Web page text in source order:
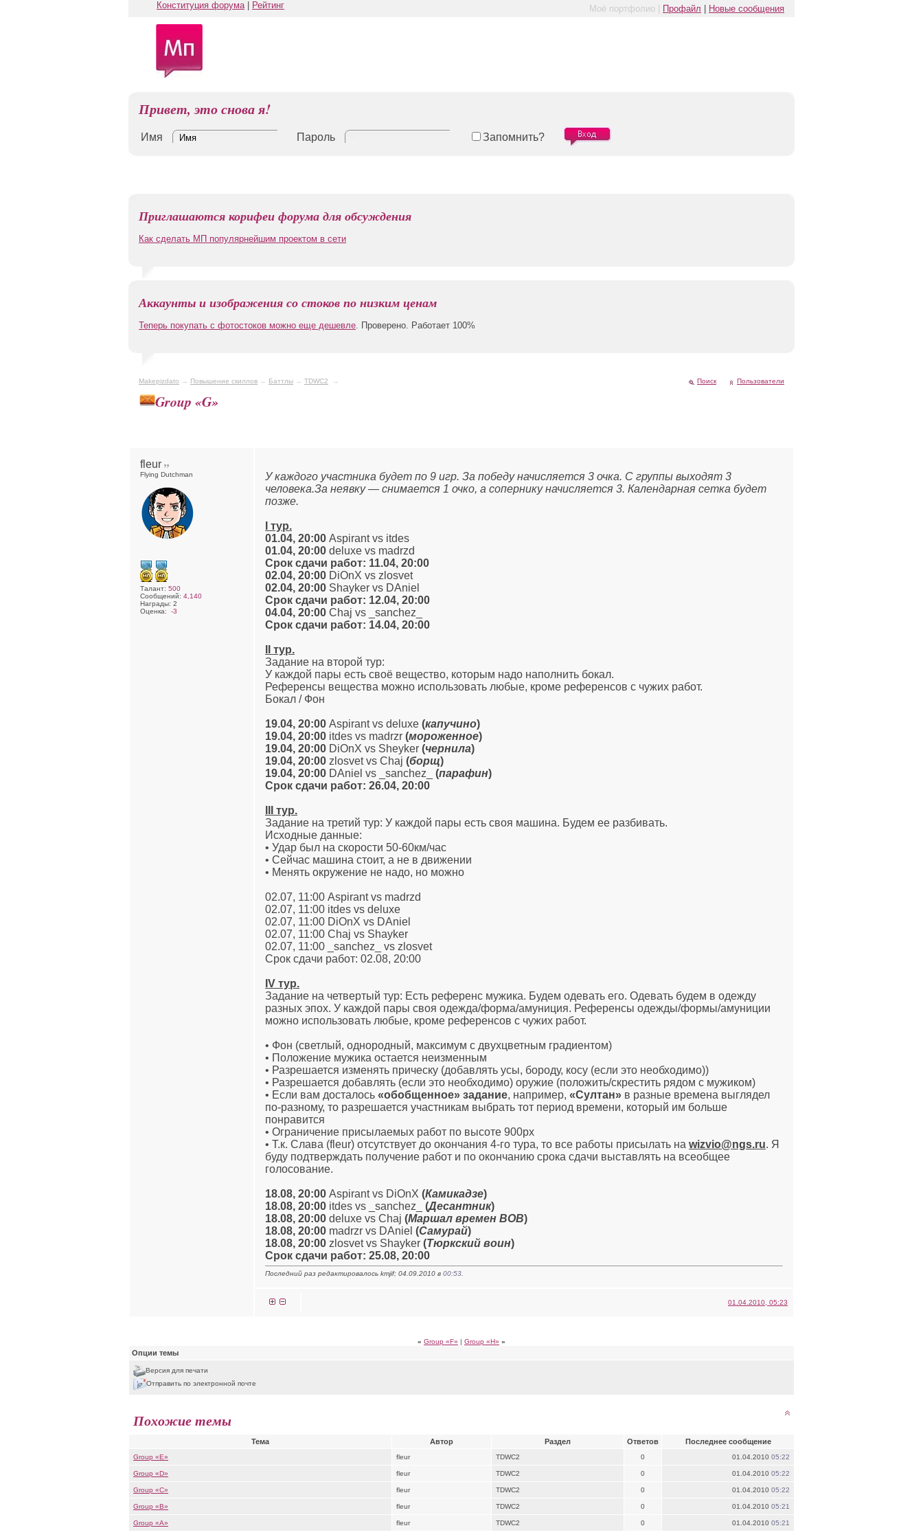
Конституция форума| Рейтинг Моё портфолио | Профайл Новые сообщения
Привет, это снова я!
Имя Пароль Запомнить?
Приглашаются корифеи форума для обсуждения
Как сделать МП популярнейшим проектом в сети
Аккаунты и изображения со стоков по низким ценам
Теперь покупать с фотостоков можно еще дешевле. Проверено. Работает 100%
Makepizdato → Повышение скиллов → Баттлы → TDWC2 →
Group «G»
Поиск Пользователи
fleur
Flying Dutchman
Талант: 500
Сообщений: 4,140
Награды: 2
Оценка: -3
У каждого участника будет по 9 игр. За победу начисляется 3 очка. С группы выходят 3
человека.За неявку — снимается 1 очко, а сопернику начисляется 3. Календарная сетка будет
позже.
I тур.
01.04, 20:00 Aspirant vs itdes
01.04, 20:00 deluxe vs madrzd
Срок сдачи работ: 11.04, 20:00
02.04, 20:00 DiOnX vs zlosvet
02.04, 20:00 Shayker vs DAniel
Срок сдачи работ: 12.04, 20:00
04.04, 20:00 Chaj vs _sanchez_
Срок сдачи работ: 14.04, 20:00
II тур.
Задание на второй тур:
У каждой пары есть своё вещество, которым надо наполнить бокал.
Референсы вещества можно использовать любые, кроме референсов с чужих работ.
Бокал / Фон
19.04, 20:00 Aspirant vs deluxe (капучино)
19.04, 20:00 itdes vs madrzr (мороженное)
19.04, 20:00 DiOnX vs Sheyker (чернила)
19.04, 20:00 zlosvet vs Chaj (борщ)
19.04, 20:00 DAniel vs _sanchez_ (парафин)
Срок сдачи работ: 26.04, 20:00
III тур.
Задание на третий тур: У каждой пары есть своя машина. Будем ее разбивать.
Исходные данные:
• Удар был на скорости 50-60км/час
• Сейчас машина стоит, а не в движении
• Менять окружение не надо, но можно
02.07, 11:00 Aspirant vs madrzd
02.07, 11:00 itdes vs deluxe
02.07, 11:00 DiOnX vs DAniel
02.07, 11:00 Chaj vs Shayker
02.07, 11:00 _sanchez_ vs zlosvet
Срок сдачи работ: 02.08, 20:00
IV тур.
Задание на четвертый тур: Есть референс мужика. Будем одевать его. Одевать будем в одежду
разных эпох. У каждой пары своя одежда/форма/амуниция. Референсы одежды/формы/амуниции
можно использовать любые, кроме референсов с чужих работ.
• Фон (светлый, однородный, максимум с двухцветным градиентом)
• Положение мужика остается неизменным
• Разрешается изменять прическу (добавлять усы, бороду, косу (если это необходимо))
• Разрешается добавлять (если это необходимо) оружие (положить/скрестить рядом с мужиком)
• Если вам досталось «обобщенное» задание, например, «Султан» в разные времена выглядел
по-разному, то разрешается участникам выбрать тот период времени, который им больше
понравится
• Ограничение присылаемых работ по высоте 900px
• Т.к. Слава (fleur) отсутствует до окончания 4-го тура, то все работы присылать на wizvio@ngs.ru. Я
буду подтверждать получение работ и по окончанию срока сдачи выставлять на всеобщее
голосование.
18.08, 20:00 Aspirant vs DiOnX (Камикадзе)
18.08, 20:00 itdes vs _sanchez_ (Десантник)
18.08, 20:00 deluxe vs Chaj (Маршал времен ВОВ)
18.08, 20:00 madrzr vs DAniel (Самурай)
18.08, 20:00 zlosvet vs Shayker (Тюркский воин)
Срок сдачи работ: 25.08, 20:00
Последний раз редактировалось kmjif; 04.09.2010 в 00:53
01.04.2010, 05:23
« Group «F» | Group «H» »
Опции темы
Версия для печати
Отправить по электронной почте
Похожие темы
Тема Автор Раздел Ответов Последнее сообщение
Group «E» fleur TDWC2 0 01.04.2010 05:22
Group «D» fleur TDWC2 0 01.04.2010 05:22
Group «C» fleur TDWC2 0 01.04.2010 05:22
Group «B» fleur TDWC2 0 01.04.2010 05:21
Group «A» fleur TDWC2 0 01.04.2010 05:21